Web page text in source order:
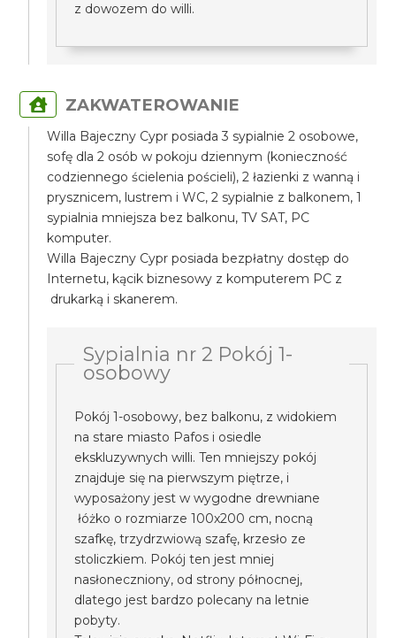
z dowozem do willi.
ZAKWATEROWANIE
Willa Bajeczny Cypr posiada 3 sypialnie 2 osobowe,
sofę dla 2 osób w pokoju dziennym (konieczność
codziennego ścielenia pościeli), 2 łazienki z wanną i
prysznicem, lustrem i WC, 2 sypialnie z balkonem, 1
sypialnia mniejsza bez balkonu, TV SAT, PC
komputer.
Willa Bajeczny Cypr posiada bezpłatny dostęp do
Internetu, kącik biznesowy z komputerem PC z
drukarką i skanerem.
Sypialnia nr 2 Pokój 1-
osobowy
Pokój 1-osobowy, bez balkonu, z widokiem
na stare miasto Pafos i osiedle
ekskluzywnych willi. Ten mniejszy pokój
znajduje się na pierwszym piętrze, i
wyposażony jest w wygodne drewniane
łóżko o rozmiarze 100x200 cm, nocną
szafkę, trzydrzwiową szafę, krzesło ze
stoliczkiem. Pokój ten jest mniej
nasłoneczniony, od strony północnej,
dlatego jest bardzo polecany na letnie
pobyty.